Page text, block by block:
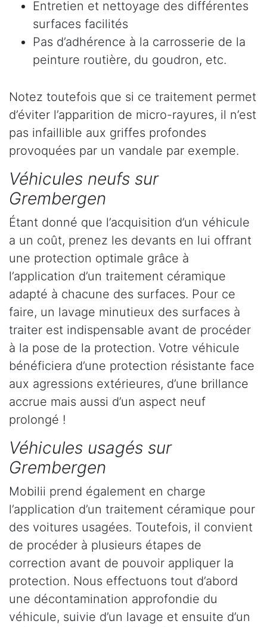
Entretien et nettoyage des différentes
surfaces facilités
Pas d’adhérence à la carrosserie de la
peinture routière, du goudron, etc.
Notez toutefois que si ce traitement permet
d’éviter l’apparition de micro-rayures, il n’est
pas infaillible aux griffes profondes
provoquées par un vandale par exemple.
Véhicules neufs sur
Grembergen
Étant donné que l’acquisition d’un véhicule
a un coût, prenez les devants en lui offrant
une protection optimale grâce à
l’application d’un traitement céramique
adapté à chacune des surfaces. Pour ce
faire, un lavage minutieux des surfaces à
traiter est indispensable avant de procéder
à la pose de la protection. Votre véhicule
bénéficiera d’une protection résistante face
aux agressions extérieures, d’une brillance
accrue mais aussi d’un aspect neuf
prolongé !
Véhicules usagés sur
Grembergen
Mobilii prend également en charge
l’application d’un traitement céramique pour
des voitures usagées. Toutefois, il convient
de procéder à plusieurs étapes de
correction avant de pouvoir appliquer la
protection. Nous effectuons tout d’abord
une décontamination approfondie du
véhicule, suivie d’un lavage et ensuite d’un